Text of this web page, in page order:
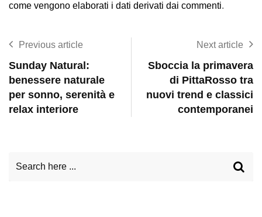
come vengono elaborati i dati derivati dai commenti.
Previous article
Sunday Natural:
benessere naturale
per sonno, serenità e
relax interiore
Next article
Sboccia la primavera
di PittaRosso tra
nuovi trend e classici
contemporanei